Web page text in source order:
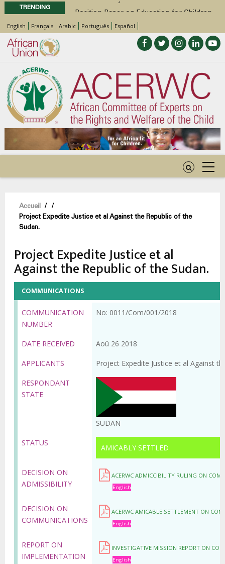
TRENDING
Position Paper on Education for Children
with Disabilities in Africa
48th Ordinary Session
Call for Side Events during the 48th
Ordinary Session of the ACERWC
Advocacy Factsheet : Climate Change, El
Niño, & Africa’s Children’s Rights to Food &
Water
English Français Arabic Português Español
Fil
d'Ariane
Accueil /
/
Project Expedite Justice et al Against the Republic of the
Sudan.
Project Expedite Justice et al
Against the Republic of the Sudan.
COMMUNICATIONS
COMMUNICATION
NUMBER
No: 0011/Com/001/2018
DATE RECEIVED Aoû 26 2018
APPLICANTS Project Expedite Justice et al Against
RESPONDANT
STATE
SUDAN
STATUS
AMICABLY SETTLED
DECISION ON
ADMISSIBILITY
ACERWC ADMICCIBILITY RULING ON
English
DECISION ON
COMMUNICATIONS
ACERWC AMICABLE SETTLEMENT ON
English
REPORT ON
IMPLEMENTATION
INVESTIGATIVE MISSION REPORT ON
English